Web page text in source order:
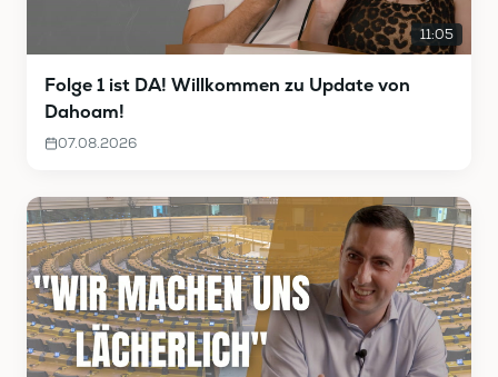
11:05
Folge 1 ist DA! Willkommen zu Update von
Dahoam!
07.08.2026